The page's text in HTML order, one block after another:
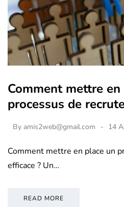
Comment mettre
processus de
By amis2web@gmail.com 14
Comment mettre en place un
efficace ? Un…
READ MORE